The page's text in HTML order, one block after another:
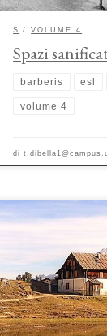
S VOLUME 4
Spazi
barberis esl
volume 4
di
I rifugi alpini. Luoghi di
autenticità ed
rappresentano una
dall’essere collocati in
spaziale. L’ambiente
grande sfida sotto il